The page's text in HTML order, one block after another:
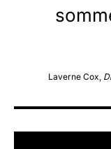
Laverne Cox,